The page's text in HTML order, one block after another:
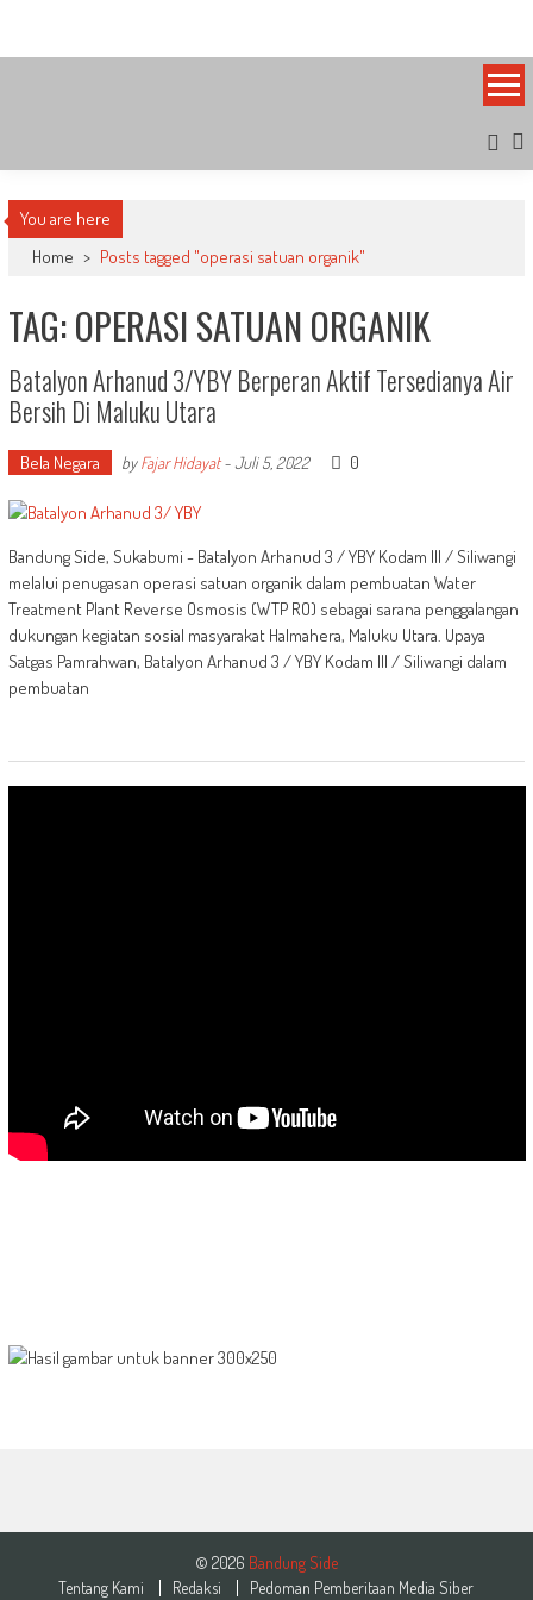
content
You are here
Home > Posts tagged "operasi satuan organik"
TAG: OPERASI SATUAN ORGANIK
Batalyon Arhanud 3/YBY Berperan Aktif Tersedianya Air
Bersih Di Maluku Utara
Bela Negara byFajar Hidayat-Juli 5, 2022 0
Bandung Side, Sukabumi - Batalyon Arhanud 3 / YBY Kodam III / Siliwangi
melalui penugasan operasi satuan organik dalam pembuatan Water
Treatment Plant Reverse Osmosis (WTP RO) sebagai sarana penggalangan
dukungan kegiatan sosial masyarakat Halmahera, Maluku Utara. Upaya
Satgas Pamrahwan, Batalyon Arhanud 3 / YBY Kodam III / Siliwangi dalam
pembuatan
© 2026 Bandung Side
Tentang Kami
Redaksi Pedoman Pemberitaan Media Siber